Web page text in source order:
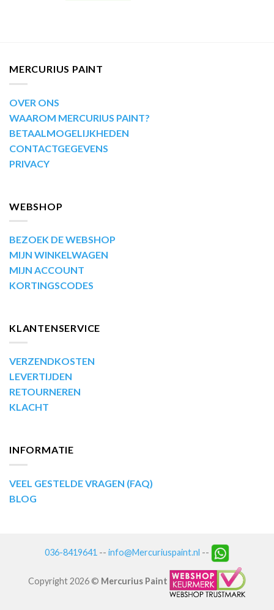
MERCURIUS PAINT
OVER ONS
WAAROM MERCURIUS PAINT?
BETAALMOGELIJKHEDEN
CONTACTGEGEVENS
PRIVACY
WEBSHOP
BEZOEK DE WEBSHOP
MIJN WINKELWAGEN
MIJN ACCOUNT
KORTINGSCODES
KLANTENSERVICE
VERZENDKOSTEN
LEVERTIJDEN
RETOURNEREN
KLACHT
INFORMATIE
VEEL GESTELDE VRAGEN (FAQ)
BLOG
036-8419641 -- info@Mercuriuspaint.nl --
Copyright 2026 © Mercurius Paint